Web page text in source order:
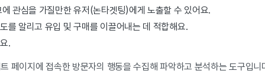
관심을 가질만한 유저(논타겟팅)에게 노출할 수 있어요.
를 알리고 유입 및 구매를 이끌어내는 데 적합해요.
.
페이지에 접속한 방문자의 행동을 수집해 파악하고 분석하는 도구입